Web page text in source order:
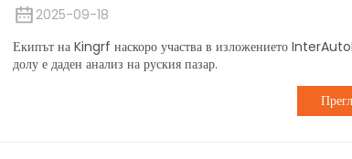
2025-09-18
Екипът на Kingrf наскоро участва в изложението
долу е даден анализ на руския пазар.